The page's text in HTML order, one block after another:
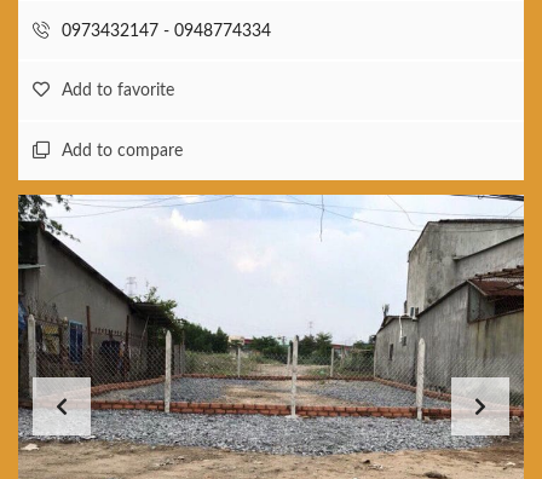
0973432147 - 0948774334
Add to favorite
Add to compare